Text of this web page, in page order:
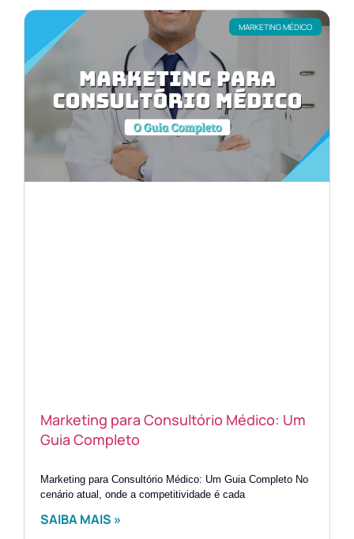
MARKETING MÉDICO
Marketing para Consultório Médico: Um
Guia Completo
Marketing para Consultório Médico: Um Guia Completo No
cenário atual, onde a competitividade é cada
SAIBA MAIS »